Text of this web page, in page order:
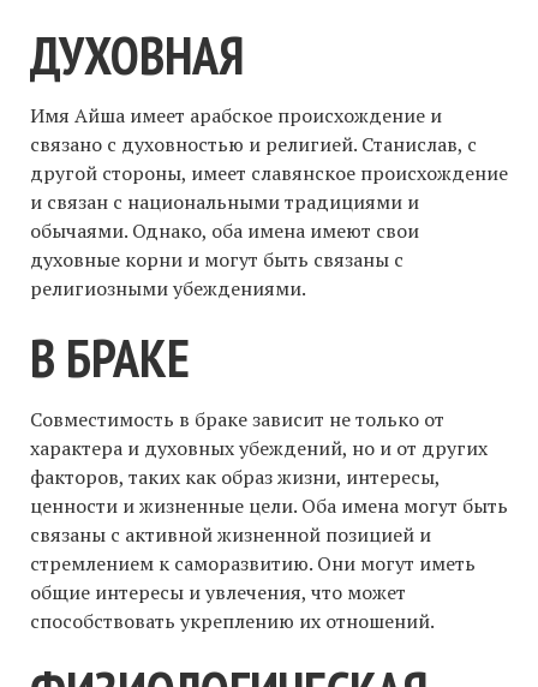
ДУХОВНАЯ
Имя Айша имеет арабское происхождение и
связано с духовностью и религией. Станислав, с
другой стороны, имеет славянское происхождение
и связан с национальными традициями и
обычаями. Однако, оба имена имеют свои
духовные корни и могут быть связаны с
религиозными убеждениями.
В БРАКЕ
Совместимость в браке зависит не только от
характера и духовных убеждений, но и от других
факторов, таких как образ жизни, интересы,
ценности и жизненные цели. Оба имена могут быть
связаны с активной жизненной позицией и
стремлением к саморазвитию. Они могут иметь
общие интересы и увлечения, что может
способствовать укреплению их отношений.